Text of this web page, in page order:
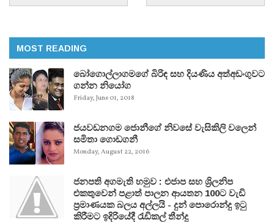
MOST READING
බෝගොල්ලාගමගේ බිරිඳ සහ දියණිය අත්අඩංගුවට
ගන්න නියෝග
Friday, June 01, 2018
ජයවඩනගම ජොනීගේ නිවසේ වැසිකිලි වලෙන්
සමිතා ගොඩගනී
Monday, August 22, 2016
ජනපති අගමැති හමුව : එජාප සහ ශ්‍රිලනිප
එකතුවෙන් පළාත් පාලන ආයතන 100ට වැඩි
ප්‍රමාණයක බලය අල්ලයි - දුන් පොරොන්දු ඉටු
කිරීමට ඉදිරියේදී රැඩිකල් තීන්දු